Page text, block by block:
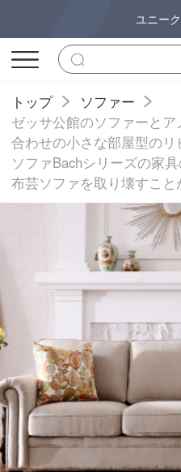
ユニー
トップ
ソファー
ゼッサ公館のソファーと
合わせの小さな部屋型の
ソファBachシリーズの家
布芸ソファを取り壊すこと